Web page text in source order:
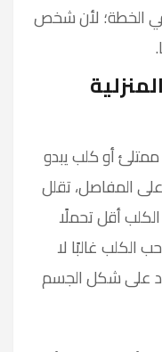
في الخطة؛ لأن شخص
أو كلب يبدو
المفاصل، تقلل
أقل تحملًا
الكلب غالبًا لا
على شكل الجسم